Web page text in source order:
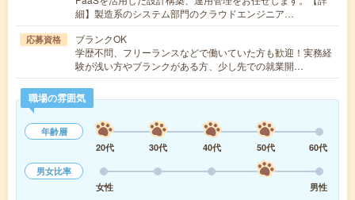
細】製造系のシステム部門のクラウドエンジニア…
応募資格
ブランクOK
学歴不問、フリーランスなどで働いていた方も歓迎！実務経
験が浅い方やブランクがある方、少し先での就業開…
職場の雰囲気
年齢層
20代
30代 40代 50代
60代
男女比率
女性
男性